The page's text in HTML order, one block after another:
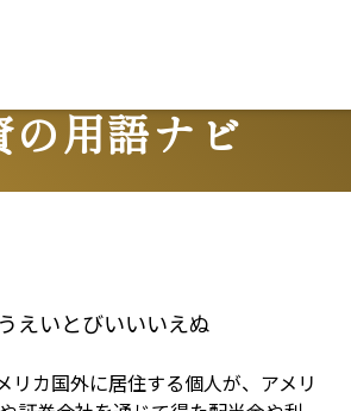
の用語ナビ
えいとびいいいえぬ
リカ国外に居住する個人が、アメリ